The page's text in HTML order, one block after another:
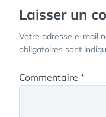
Laisser un
Votre adresse e-mail
obligatoires sont
Commentaire *